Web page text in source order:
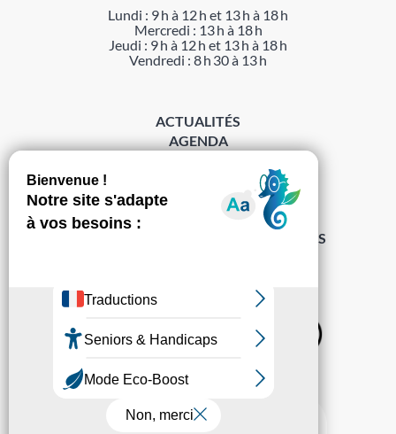
Lundi : 9 h à 12 h et 13 h à 18 h
Mercredi : 13 h à 18 h
Jeudi : 9 h à 12 h et 13 h à 18 h
Vendredi : 8 h 30 à 13 h
Sur les réseaux
ACTUALITÉS
AGENDA
MENTIONS LÉGALES
PROTECTION DES DONNÉES
POLITIQUE DE GESTION DES COOKIES